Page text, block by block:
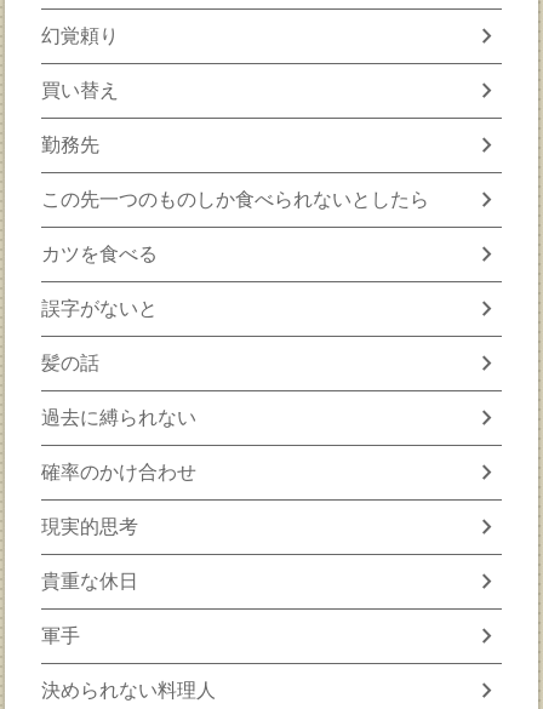
幻覚頼り chevron_right
買い替え chevron_right
勤務先 chevron_right
この先一つのものしか食べられないとしたら chevron_right
カツを食べる chevron_right
誤字がないと chevron_right
髪の話 chevron_right
過去に縛られない chevron_right
確率のかけ合わせ chevron_right
現実的思考 chevron_right
貴重な休日 chevron_right
軍手 chevron_right
決められない料理人 chevron_right